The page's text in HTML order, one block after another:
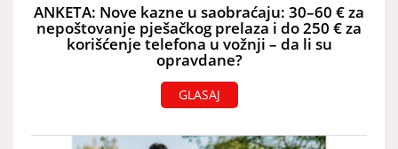
ANKETA: Nove kazne u saobraćaju: 30–60 € za
nepoštovanje pješačkog prelaza i do 250 € za
korišćenje telefona u vožnji – da li su
opravdane?
GLASAJ